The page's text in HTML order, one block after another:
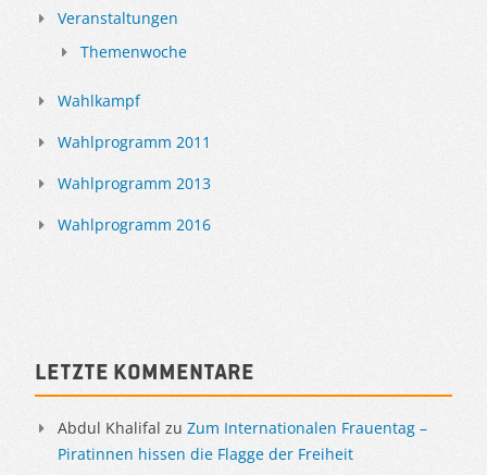
Veranstaltungen
Themenwoche
Wahlkampf
Wahlprogramm 2011
Wahlprogramm 2013
Wahlprogramm 2016
Letzte Kommentare
Abdul Khalifal zu Zum Internationalen Frauentag –
Piratinnen hissen die Flagge der Freiheit